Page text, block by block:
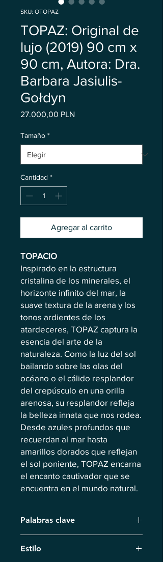
SKU: OTOPAZ
TOPAZ: Original de
lujo (2019) 90 cm x
90 cm, Autora: Dra.
Barbara Jasiulis-
Gołdyn
27.000,00 PLN
Tamaño *
Cantidad *
Agregar al carrito
TOPACIO
Inspirado en la estructura
cristalina de los minerales, el
horizonte infinito del mar, la
suave textura de la arena y los
tonos ardientes de los
atardeceres, TOPAZ captura la
esencia del arte de la
naturaleza. Como la luz del sol
bailando sobre las olas del
océano o el cálido resplandor
del crepúsculo en una orilla
arenosa, su resplandor refleja
la belleza innata que nos rodea.
Desde azules profundos que
recuerdan al mar hasta
amarillos dorados que reflejan
el sol poniente, TOPAZ encarna
el encanto cautivador que se
encuentra en el mundo natural.
Palabras clave
Aleatoriedad, Misticismo, Delicadeza,
Estilo